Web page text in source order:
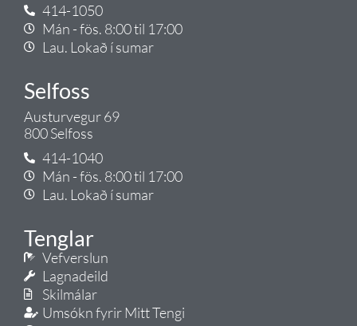
414-1050
Mán - fös. 8:00 til 17:00
Lau. Lokað í sumar
Selfoss
Austurvegur 69
800 Selfoss
414-1040
Mán - fös. 8:00 til 17:00
Lau. Lokað í sumar
Tenglar
Vefverslun
Lagnadeild
Skilmálar
Umsókn fyrir Mitt Tengi